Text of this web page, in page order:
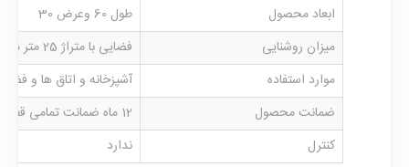
ابعاد محصول
طول 60 وعرض 30
میزان روشنایی
فضایی با متراژ 25 متر مربع را روشن می نماید
موارد استفاده
آشپزخانه و اتاق ها و
ضمانت محصول
12 ماه ضمانت تمامی قطعات لوستر
کنترل
ندارد